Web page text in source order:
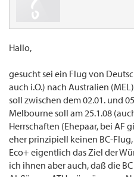
Hallo,
gesucht sei ein Flug von
auch i.O.) nach Australien
soll zwischen dem 02.01. und
Melbourne soll am 25.1.08
Herrschaften (Ehepaar, bei AF
eher prinzipiell keinen BC-
Eco+ eigentlich das Ziel der
ich ihnen aber auch, daß die